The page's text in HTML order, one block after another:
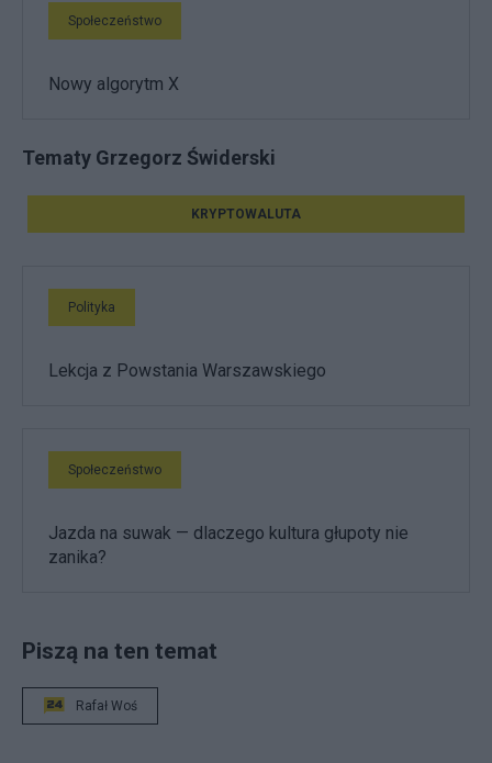
Społeczeństwo
Nowy algorytm X
Tematy Grzegorz Świderski
KRYPTOWALUTA
Polityka
Lekcja z Powstania Warszawskiego
Społeczeństwo
Jazda na suwak — dlaczego kultura głupoty nie
zanika?
Piszą na ten temat
Rafał Woś